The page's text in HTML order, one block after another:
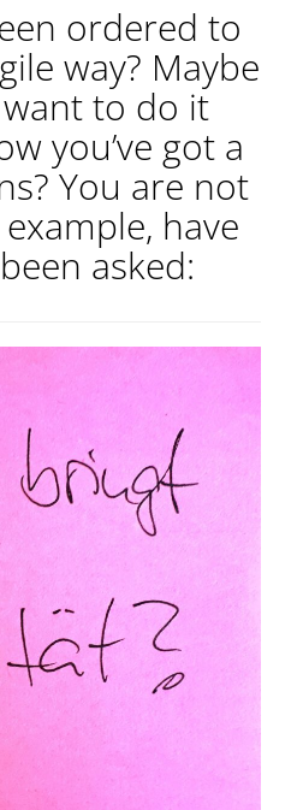
ordered to
way? Maybe
to do it
you’ve got a
You are not
have
asked: